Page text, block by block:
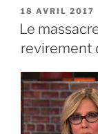
PUBLIÉ
LE
18 AVRIL 2017
Le
revirement